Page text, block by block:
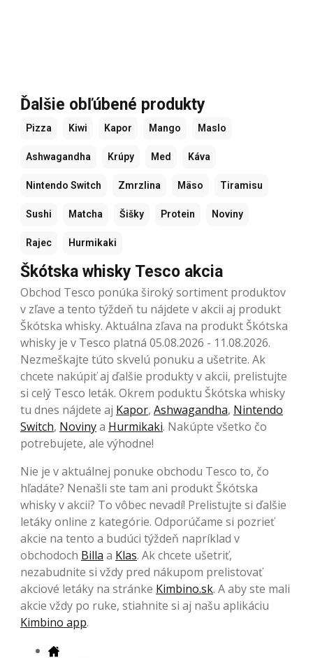
Ďalšie obľúbené produkty
Pizza Kiwi Kapor Mango Maslo
Ashwagandha Krúpy Med Káva
Nintendo Switch Zmrzlina Mäso Tiramisu
Sushi Matcha Šišky Protein Noviny
Rajec Hurmikaki
Škótska whisky Tesco akcia
Obchod Tesco ponúka široký sortiment produktov
v zľave a tento týždeň tu nájdete v akcii aj produkt
Škótska whisky. Aktuálna zľava na produkt Škótska
whisky je v Tesco platná 05.08.2026 - 11.08.2026.
Nezmeškajte túto skvelú ponuku a ušetrite. Ak
chcete nakúpiť aj ďalšie produkty v akcii, prelistujte
si celý Tesco leták. Okrem poduktu Škótska whisky
tu dnes nájdete aj Kapor, Ashwagandha, Nintendo
Switch, Novinya Hurmikaki. Nakúpte všetko čo
potrebujete, ale výhodne!
Nie je v aktuálnej ponuke obchodu Tesco to, čo
hľadáte? Nenašli ste tam ani produkt Škótska
whisky v akcii? To vôbec nevadí! Prelistujte si ďalšie
letáky online z kategórie. Odporúčame si pozrieť
akcie na tento a budúci týždeň napríklad v
obchodoch Billa a Klas. Ak chcete ušetriť,
nezabudnite si vždy pred nákupom prelistovať
akciové letáky na stránke Kimbino.sk. A aby ste mali
akcie vždy po ruke, stiahnite si aj našu aplikáciu
Kimbino app.